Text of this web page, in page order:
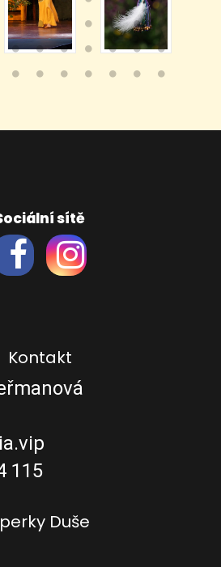
sítě
Kontakt
115
Duše